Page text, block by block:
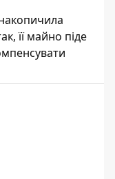
її майно піде